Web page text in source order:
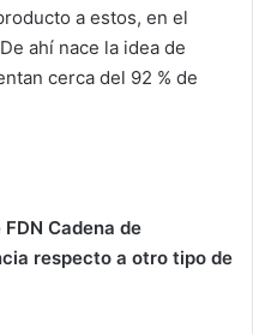
a estos, en el
ahí nace la idea de
cerca del 92 % de
Cadena de
respecto a otro tipo de